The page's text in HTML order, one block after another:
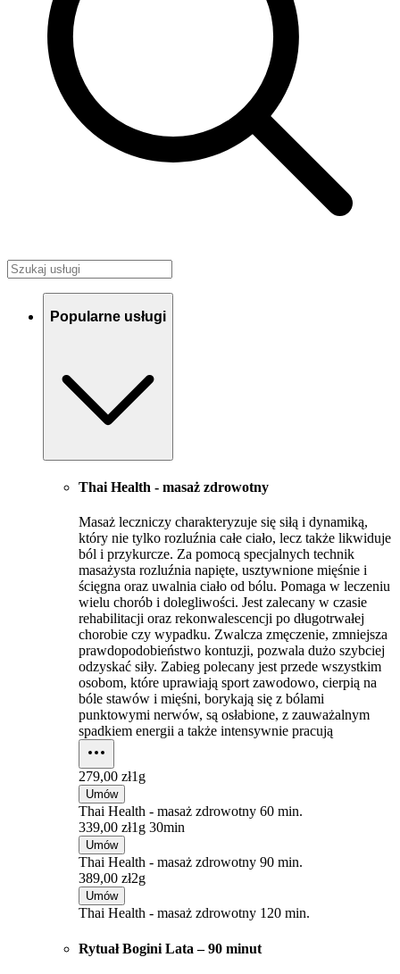
Popularne usługi
Thai Health - masaż zdrowotny
Masaż leczniczy charakteryzuje się siłą i dynamiką,
który nie tylko rozluźnia całe ciało, lecz także likwiduje
ból i przykurcze. Za pomocą specjalnych technik
masażysta rozluźnia napięte, usztywnione mięśnie i
ścięgna oraz uwalnia ciało od bólu. Pomaga w leczeniu
wielu chorób i dolegliwości. Jest zalecany w czasie
rehabilitacji oraz rekonwalescencji po długotrwałej
chorobie czy wypadku. Zwalcza zmęczenie, zmniejsza
prawdopodobieństwo kontuzji, pozwala dużo szybciej
odzyskać siły. Zabieg polecany jest przede wszystkim
osobom, które uprawiają sport zawodowo, cierpią na
bóle stawów i mięśni, borykają się z bólami
punktowymi nerwów, są osłabione, z zauważalnym
spadkiem energii a także intensywnie pracują
279,00 zł1g
Umów
Thai Health - masaż zdrowotny 60 min.
339,00 zł1g 30min
Umów
Thai Health - masaż zdrowotny 90 min.
389,00 zł2g
Umów
Thai Health - masaż zdrowotny 120 min.
Rytuał Bogini Lata – 90 minut